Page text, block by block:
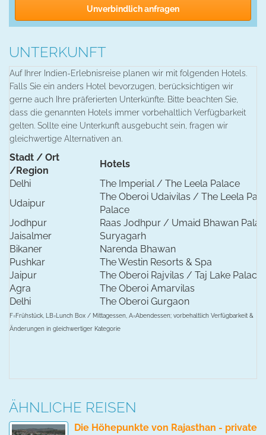
Unverbindlich anfragen
UNTERKUNFT
Auf Ihrer Indien-Erlebnisreise planen wir mit folgenden Hotels.
Falls Sie ein anders Hotel bevorzugen, berücksichtigen wir
gerne auch Ihre präferierten Unterkünfte. Bitte beachten Sie,
dass die genannten Hotels immer vorbehaltlich Verfügbarkeit
gelten. Sollte eine Unterkunft ausgebucht sein, fragen wir
gleichwertige Alternativen an.
Stadt / Ort
/Region
Hotels
Delhi
The Imperial / The Leela Palace
Udaipur
The Oberoi Udaivilas / The Leela
Palace
Jodhpur
Raas Jodhpur / Umaid Bhawan
Jaisalmer
Suryagarh
Bikaner
Narenda Bhawan
Pushkar
The Westin Resorts & Spa
Jaipur
The Oberoi Rajvilas / Taj Lake Palace
Agra
The Oberoi Amarvilas
Delhi
The Oberoi Gurgaon
F=Frühstück, LB=Lunch Box / Mittagessen, A=Abendessen; vorbehaltlich Verfügbarkeit &
Änderungen in gleichwertiger Kategorie
ÄHNLICHE REISEN
Die Höhepunkte von Rajasthan - private